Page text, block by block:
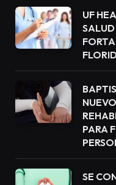
UF
PARA
SE